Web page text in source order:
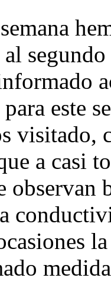
este
visitado,
a casi
observan